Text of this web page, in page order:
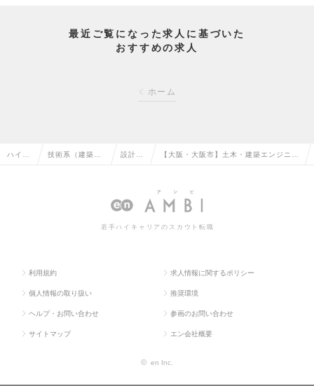
最近ご覧になった求人に基づいた
おすすめの求人
ホーム
ハイク 技術系（建築・ 設計
備）の
【大阪・大阪市】土木・建築エンジニア
展開する大手ガス会社の求人情報
若手ハイキャリアのスカウト転職
利用規約 求人情報に関するポリシー
個人情報の取り扱い 推奨環境
ヘルプ・お問い合わせ 参画のお問い合わせ
サイトマップ エン会社概要
© en Inc.